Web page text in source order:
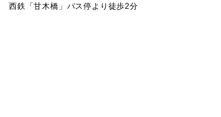
西鉄「甘木橋」バス停より徒歩2分